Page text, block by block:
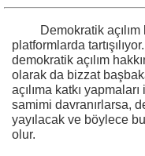
Demokratik
platformlarda
demokratik açılım
olarak da bizzat
açılıma katkı
samimi davranırlarsa,
yayılacak ve böylece
olur.